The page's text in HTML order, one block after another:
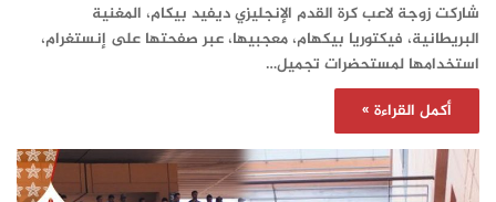
شاركت زوجة لاعب كرة القدم الإنجليزي ديفيد بيكام، المغنية
البريطانية، فيكتوريا بيكهام، معجبيها، عبر صفحتها على إنستغرام،
استخدامها لمستحضرات تجميل…
أكمل القراءة »